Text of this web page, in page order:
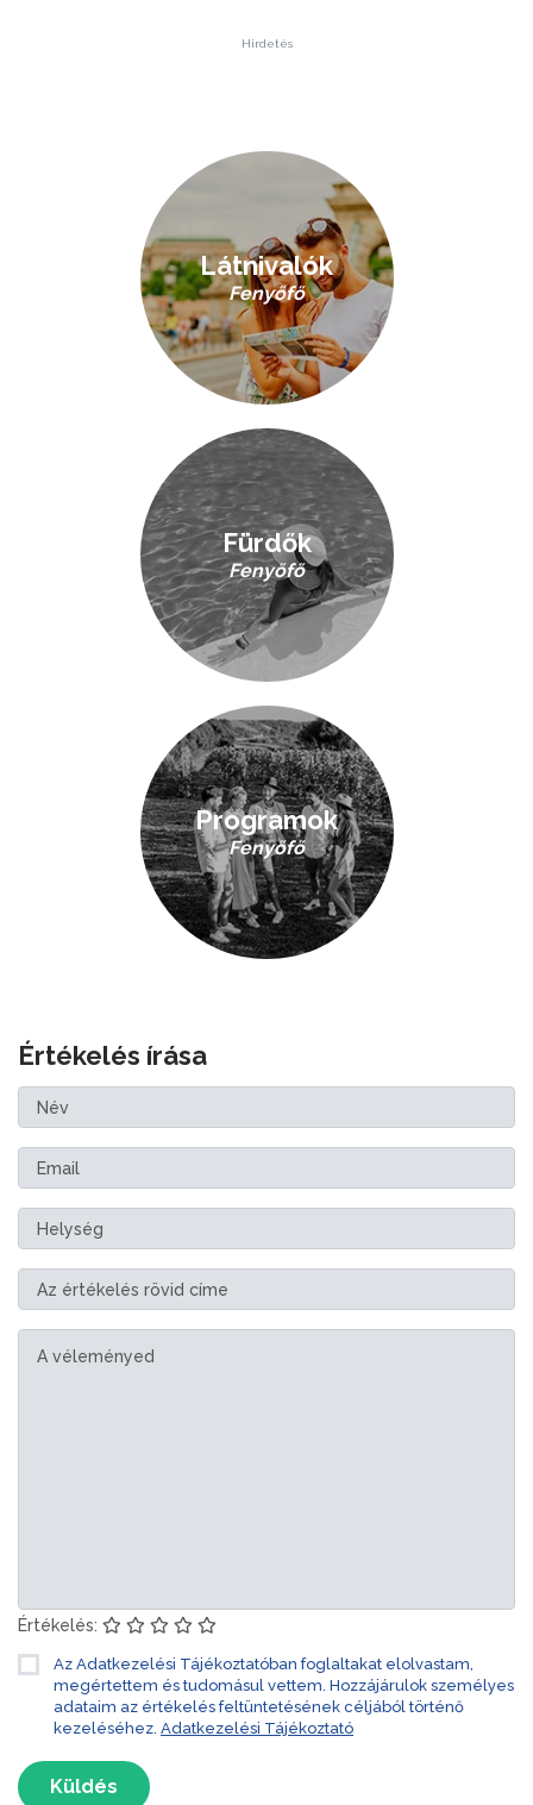
Hirdetés
Látnivalók
Fenyőfő
Fürdők
Fenyőfő
Programok
Fenyőfő
Értékelés írása
Értékelés:
Az Adatkezelési Tájékoztatóban foglaltakat elolvastam,
megértettem és tudomásul vettem. Hozzájárulok személyes
adataim az értékelés feltüntetésének céljából történő
kezeléséhez. Adatkezelési Tájékoztató
Küldés